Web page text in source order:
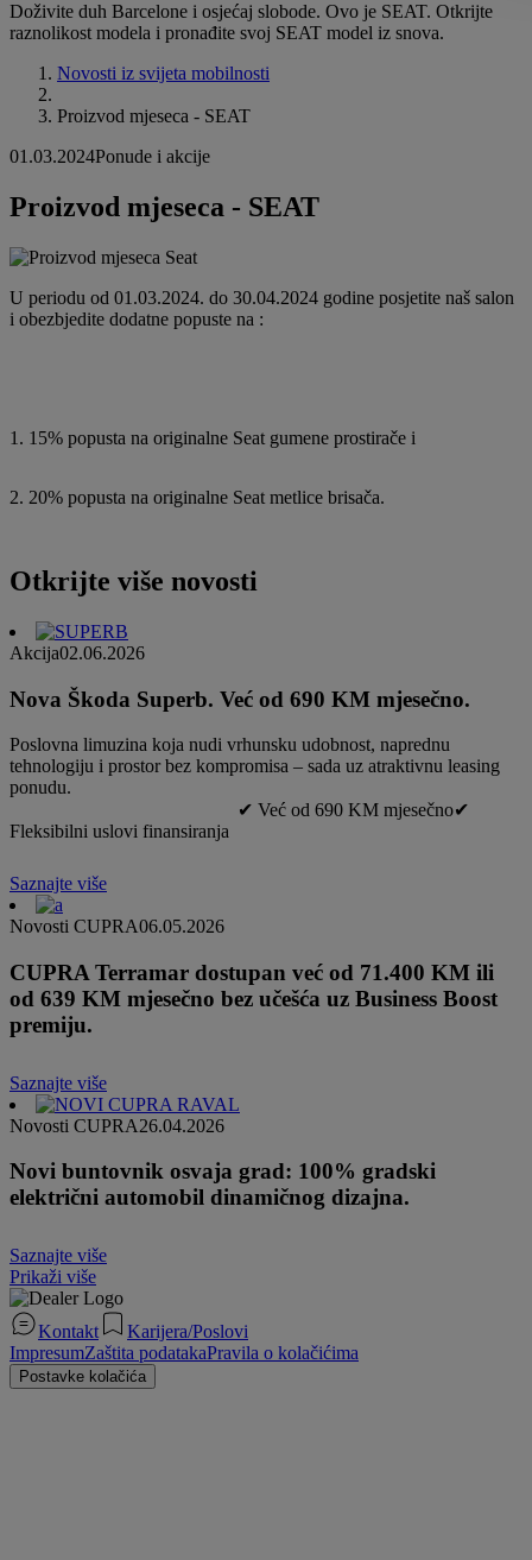
Doživite duh Barcelone i osjećaj slobode. Ovo je SEAT. Otkrijte
raznolikost modela i pronađite svoj SEAT model iz snova.
Novosti iz svijeta mobilnosti
Proizvod mjeseca - SEAT
01.03.2024Ponude i akcije
Proizvod mjeseca - SEAT
U periodu od 01.03.2024. do 30.04.2024 godine posjetite naš salon
i obezbjedite dodatne popuste na :
1. 15% popusta na originalne Seat gumene prostirače i
2. 20% popusta na originalne Seat metlice brisača.
Otkrijte više novosti
Akcija02.06.2026
Nova Škoda Superb. Već od 690 KM mjesečno.
Poslovna limuzina koja nudi vrhunsku udobnost, naprednu
tehnologiju i prostor bez kompromisa – sada uz atraktivnu leasing
ponudu.
✔ Već od 690 KM mjesečno✔
Fleksibilni uslovi finansiranja
Saznajte više
Novosti CUPRA06.05.2026
CUPRA Terramar dostupan već od 71.400 KM ili
od 639 KM mjesečno bez učešća uz Business Boost
premiju.
Saznajte više
Novosti CUPRA26.04.2026
Novi buntovnik osvaja grad: 100% gradski
električni automobil dinamičnog dizajna.
Saznajte više
Prikaži više
Kontakt
Karijera/Poslovi
ImpresumZaštita podatakaPravila o kolačićima
Postavke kolačića